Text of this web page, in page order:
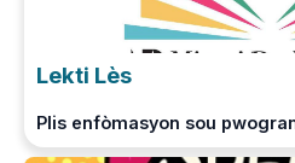
Lekti Lès
Plis enfòmasyon sou